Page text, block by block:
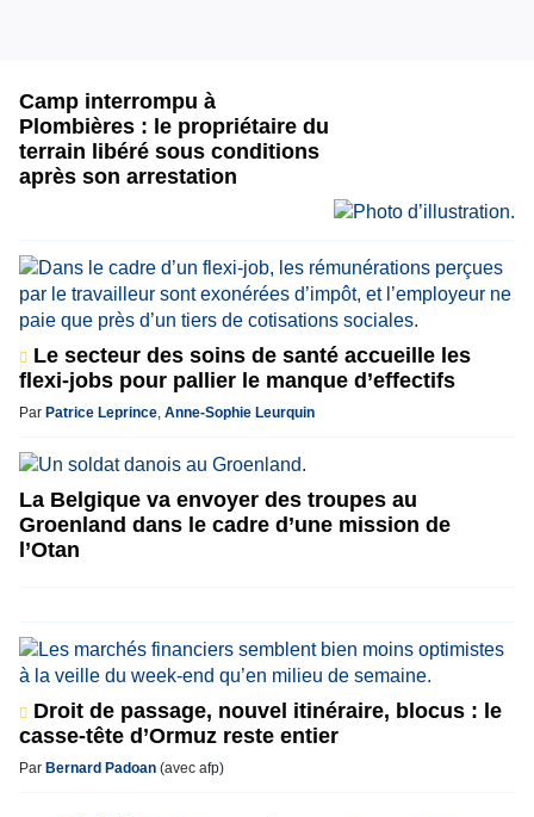
Camp interrompu à
Plombières : le propriétaire du
terrain libéré sous conditions
après son arrestation
Le secteur des soins de santé accueille les
flexi-jobs pour pallier le manque d’effectifs
Par Patrice Leprince, Anne-Sophie Leurquin
La Belgique va envoyer des troupes au
Groenland dans le cadre d’une mission de
l’Otan
Droit de passage, nouvel itinéraire, blocus : le
casse-tête d’Ormuz reste entier
Par Bernard Padoan (avec afp)